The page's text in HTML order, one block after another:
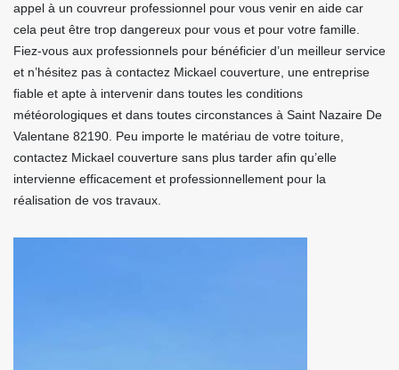
appel à un couvreur professionnel pour vous venir en aide car
cela peut être trop dangereux pour vous et pour votre famille.
Fiez-vous aux professionnels pour bénéficier d’un meilleur service
et n’hésitez pas à contactez Mickael couverture, une entreprise
fiable et apte à intervenir dans toutes les conditions
météorologiques et dans toutes circonstances à Saint Nazaire De
Valentane 82190. Peu importe le matériau de votre toiture,
contactez Mickael couverture sans plus tarder afin qu’elle
intervienne efficacement et professionnellement pour la
réalisation de vos travaux.